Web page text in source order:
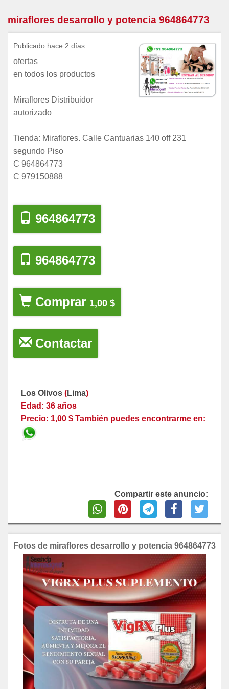
miraflores desarrollo y potencia 964864773
Publicado hace 2 días
ofertas
en todos los productos
Miraflores Distribuidor
autorizado
Tienda: Miraflores. Calle Cantuarias 140 off 231
segundo Piso
C 964864773
C 979150888
964864773
964864773
Comprar 1,00 $
Contactar
Los Olivos (Lima)
Edad: 36 años
Precio: 1,00 $ También puedes encontrarme en:
Compartir este anuncio:
Fotos de miraflores desarrollo y potencia 964864773